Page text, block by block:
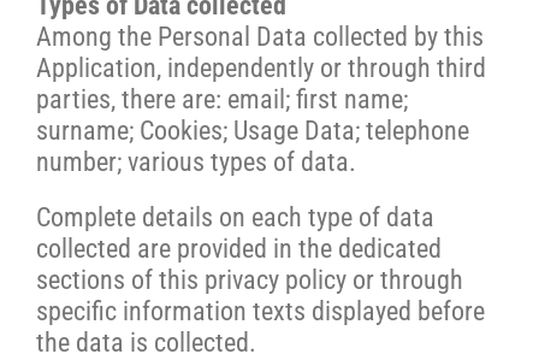
Among the Personal Data collected by this
Application, independently or through third
parties, there are: email; first name;
surname; Cookies; Usage Data; telephone
number; various types of data.
Complete details on each type of data
collected are provided in the dedicated
sections of this privacy policy or through
specific information texts displayed before
the data is collected.